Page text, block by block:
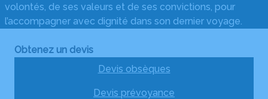
volontés, de ses valeurs et de ses convictions, pour
l’accompagner avec dignité dans son dernier voyage.
Obtenez un devis
Devis obsèques
Devis prévoyance